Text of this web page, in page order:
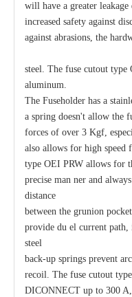
will have a greater
increased safety against
against abrasions, the
steel. The fuse cutout type
aluminum.
The Fuseholder has a
a spring doesn't allow the
forces of over 3 Kgf,
also allows for high speed
type OEI PRW allows for
precise man ner and
distance
between the grunion
provide du el current path,
steel
back-up springs prevent
recoil. The fuse cutout
DICONNECT up to 300